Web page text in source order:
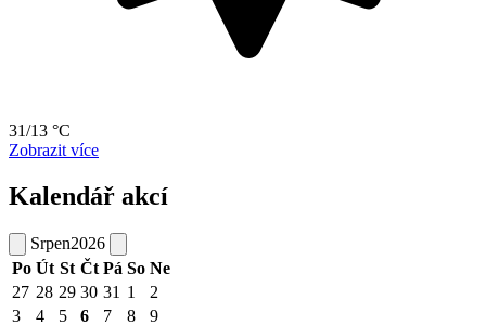
31/13 °C
Zobrazit více
Kalendář akcí
Srpen2026
Po Út St Čt Pá So Ne
27 28 29 30 31 1
2
3
4 5 6 7 8
9